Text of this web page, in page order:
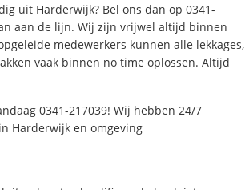
uit Harderwijk? Bel ons dan op 0341-
aan de lijn. Wij zijn vrijwel altijd binnen
medewerkers kunnen alle lekkages,
vaak binnen no time oplossen. Altijd
0341-217039! Wij hebben 24/7
Harderwijk en omgeving